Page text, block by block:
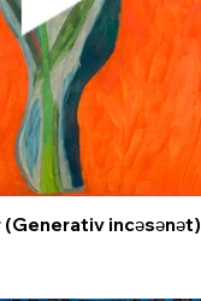
(Generativ incəsənət)